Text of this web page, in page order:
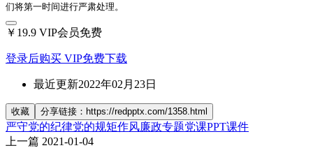
们将第一时间进行严肃处理。
￥19.9 VIP会员免费
登录后购买 VIP免费下载
最近更新2022年02月23日
收藏 分享链接：https://redpptx.com/1358.html
严守党的纪律党的规矩作风廉政专题党课PPT课件
上一篇 2021-01-04